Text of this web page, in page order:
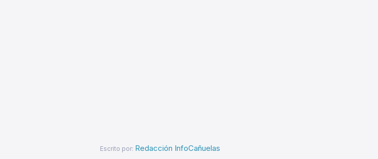
Escrito por: Redacción InfoCañuelas